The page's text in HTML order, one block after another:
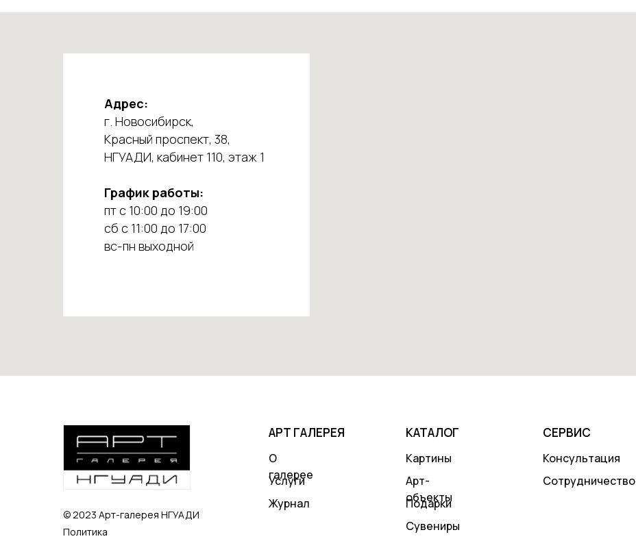
Адрес:
г. Новосибирск,
Красный проспект, 38,
НГУАДИ, кабинет 110, этаж 1
График работы:
пт с 10:00 до 19:00
сб с 11:00 до 17:00
вс-пн выходной
Картины
Сувениры
Арт-
объекты
Подарки
Консультация
Сотрудничество
О
галерее
Услуги
Журнал
© 2023 Арт-галерея НГУАДИ
Политика
АРТ ГАЛЕРЕЯ КАТАЛОГ СЕРВИС